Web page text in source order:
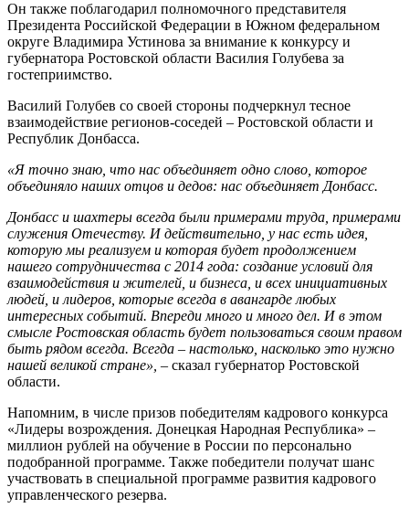
Он также поблагодарил полномочного представителя
Президента Российской Федерации в Южном федеральном
округе Владимира Устинова за внимание к конкурсу и
губернатора Ростовской области Василия Голубева за
гостеприимство.
Василий Голубев со своей стороны подчеркнул тесное
взаимодействие регионов-соседей – Ростовской области и
Республик Донбасса.
«Я точно знаю, что нас объединяет одно слово, которое
объединяло наших отцов и дедов: нас объединяет Донбасс.
Донбасс и шахтеры всегда были примерами труда, примерами
служения Отечеству. И действительно, у нас есть идея,
которую мы реализуем и которая будет продолжением
нашего сотрудничества с 2014 года: создание условий для
взаимодействия и жителей, и бизнеса, и всех инициативных
людей, и лидеров, которые всегда в авангарде любых
интересных событий. Впереди много и много дел. И в этом
смысле Ростовская область будет пользоваться своим правом
быть рядом всегда. Всегда – настолько, насколько это нужно
нашей великой стране», – сказал губернатор Ростовской
области.
Напомним, в числе призов победителям кадрового конкурса
«Лидеры возрождения. Донецкая Народная Республика» –
миллион рублей на обучение в России по персонально
подобранной программе. Также победители получат шанс
участвовать в специальной программе развития кадрового
управленческого резерва.